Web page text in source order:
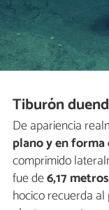
Tiburón
De apariencia
plano y en
comprimido
fue de6,17
hocico recuerda